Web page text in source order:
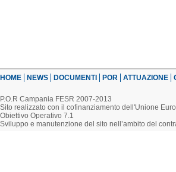
HOME NEWS DOCUMENTI POR ATTUAZIONE
P.O.R Campania FESR 2007-2013
Sito realizzato con il cofinanziamento dell'Unione
Obiettivo Operativo 7.1
Sviluppo e manutenzione del sito nell’ambito del